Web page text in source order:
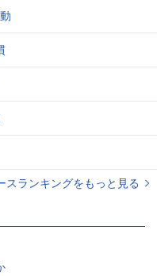
スランキングをもっと見る